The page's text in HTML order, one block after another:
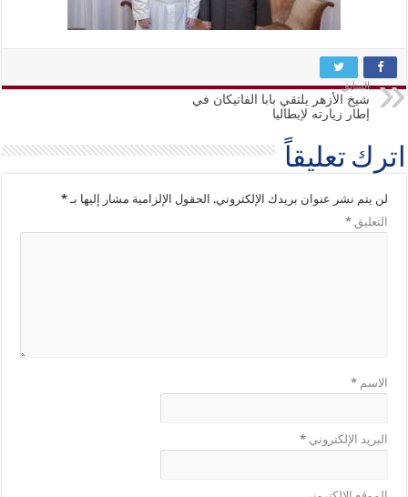
السابق
شيخ الأزهر يلتقي بابا الفاتيكان في
إطار زيارته لإيطاليا
اترك تعليقاً
لن يتم نشر عنوان بريدك الإلكتروني. الحقول الإلزامية مشار إليها بـ*
التعليق*
الاسم*
البريد الإلكتروني*